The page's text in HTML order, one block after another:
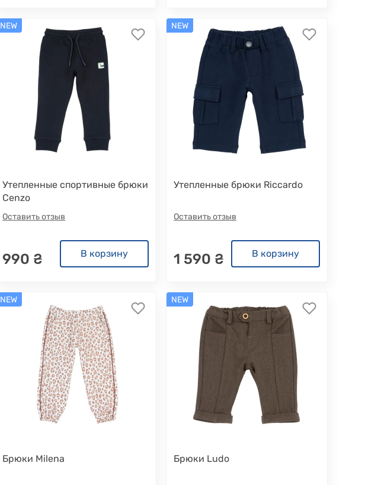
NEW
Утепленные спортивные брюки
Cenzo
Оставить отзыв
990 ₴ В корзину
NEW
Утепленные брюки Riccardo
Оставить отзыв
1 590 ₴ В корзину
NEW
Брюки Milena
NEW
Брюки Ludo